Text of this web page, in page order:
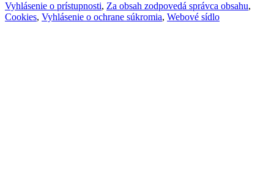
Vyhlásenie o prístupnosti, Za obsah zodpovedá správca obsahu,
Cookies, Vyhlásenie o ochrane súkromia, Webové sídlo